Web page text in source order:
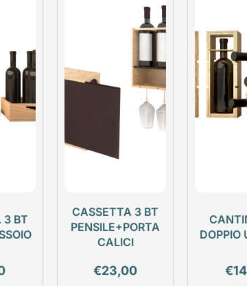
3 BT
CASSETTA 3 BT
PENSILE+PORTA
CALICI
€23,00
DOPPIO
€